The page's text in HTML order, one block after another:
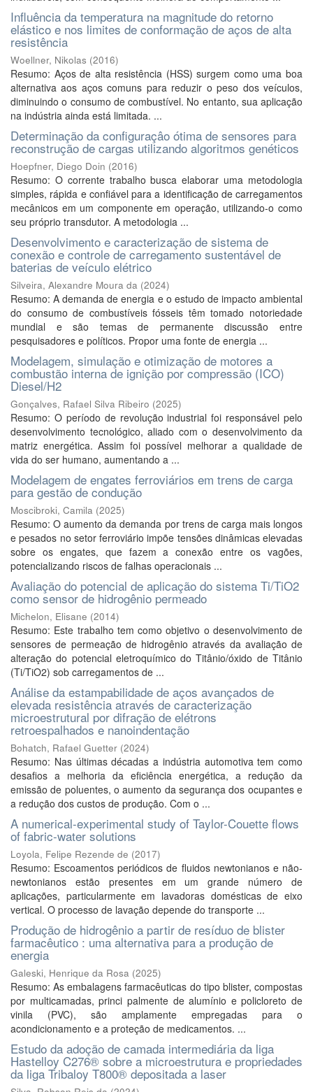
Influência da temperatura na magnitude do retorno
elástico e nos limites de conformação de aços de alta
resistência
Woellner, Nikolas (2016)
Resumo: Aços de alta resistência (HSS) surgem como uma boa
alternativa aos aços comuns para reduzir o peso dos veículos,
diminuindo o consumo de combustível. No entanto, sua aplicação
na indústria ainda está limitada. ...
Determinação da configuraçâo ótima de sensores para
reconstrução de cargas utilizando algoritmos genéticos
Hoepfner, Diego Doin (2016)
Resumo: O corrente trabalho busca elaborar uma metodologia
simples, rápida e confiável para a identificação de carregamentos
mecânicos em um componente em operação, utilizando-o como
seu próprio transdutor. A metodologia ...
Desenvolvimento e caracterização de sistema de
conexão e controle de carregamento sustentável de
baterias de veículo elétrico
Silveira, Alexandre Moura da (2024)
Resumo: A demanda de energia e o estudo de impacto ambiental
do consumo de combustíveis fósseis têm tomado notoriedade
mundial e são temas de permanente discussão entre
pesquisadores e políticos. Propor uma fonte de energia ...
Modelagem, simulação e otimização de motores a
combustão interna de ignição por compressão (ICO)
Diesel/H2
Gonçalves, Rafael Silva Ribeiro (2025)
Resumo: O período de revolução industrial foi responsável pelo
desenvolvimento tecnológico, aliado com o desenvolvimento da
matriz energética. Assim foi possível melhorar a qualidade de
vida do ser humano, aumentando a ...
Modelagem de engates ferroviários em trens de carga
para gestão de condução
Moscibroki, Camila (2025)
Resumo: O aumento da demanda por trens de carga mais longos
e pesados no setor ferroviário impõe tensões dinâmicas elevadas
sobre os engates, que fazem a conexão entre os vagões,
potencializando riscos de falhas operacionais ...
Avaliação do potencial de aplicação do sistema Ti/TiO2
como sensor de hidrogênio permeado
Michelon, Elisane (2014)
Resumo: Este trabalho tem como objetivo o desenvolvimento de
sensores de permeação de hidrogênio através da avaliação de
alteração do potencial eletroquímico do Titânio/óxido de Titânio
(Ti/TiO2) sob carregamentos de ...
Análise da estampabilidade de aços avançados de
elevada resistência através de caracterização
microestrutural por difração de elétrons
retroespalhados e nanoindentação
Bohatch, Rafael Guetter (2024)
Resumo: Nas últimas décadas a indústria automotiva tem como
desafios a melhoria da eficiência energética, a redução da
emissão de poluentes, o aumento da segurança dos ocupantes e
a redução dos custos de produção. Com o ...
A numerical-experimental study of Taylor-Couette flows
of fabric-water solutions
Loyola, Felipe Rezende de (2017)
Resumo: Escoamentos periódicos de fluidos newtonianos e não-
newtonianos estão presentes em um grande número de
aplicações, particularmente em lavadoras domésticas de eixo
vertical. O processo de lavação depende do transporte ...
Produção de hidrogênio a partir de resíduo de blister
farmacêutico : uma alternativa para a produção de
energia
Galeski, Henrique da Rosa (2025)
Resumo: As embalagens farmacêuticas do tipo blister, compostas
por multicamadas, princi palmente de alumínio e policloreto de
vinila (PVC), são amplamente empregadas para o
acondicionamento e a proteção de medicamentos. ...
Estudo da adoção de camada intermediária da liga
Hastelloy C276® sobre a microestrutura e propriedades
da liga Tribaloy T800® depositada a laser